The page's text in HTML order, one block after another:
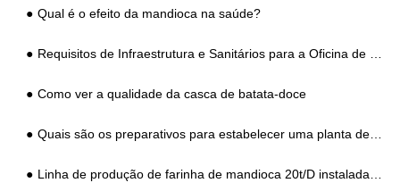
Qual é o efeito da mandioca na saúde?
Requisitos de Infraestrutura e Sanitários para a Oficina de Produção da Usina de Processamento de Amido de Mandioca
Como ver a qualidade da casca de batata-doce
Quais são os preparativos para estabelecer uma planta de processamento de amido?
Linha de produção de farinha de mandioca 20t/D instalada na África